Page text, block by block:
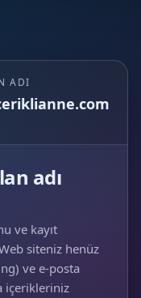
ADI
adı
ve kayıt
siteniz henüz
ve e‑posta
içerikleriniz